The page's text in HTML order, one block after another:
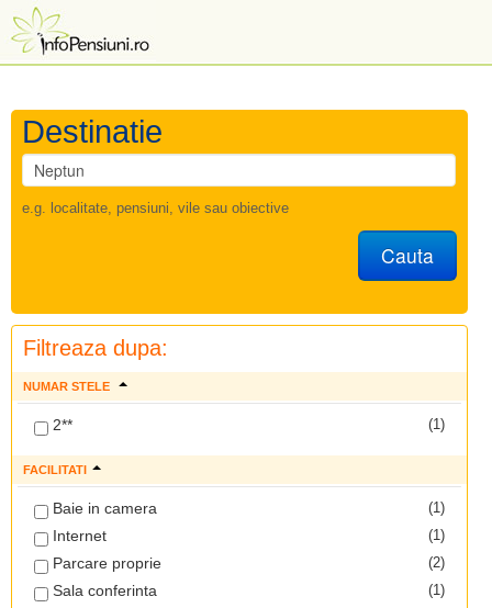
Destinatie
e.g. localitate, pensiuni, vile sau obiective
Cauta
Filtreaza dupa:
NUMAR STELE
(1)
2**
FACILITATI
(1)
Baie in camera
(1)
Internet
(2)
Parcare proprie
(1)
Sala conferinta